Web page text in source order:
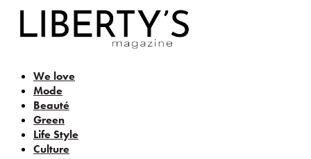
We love
Mode
Beauté
Green
Life Style
Culture